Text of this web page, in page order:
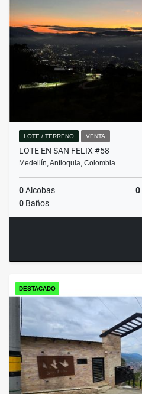
LOTE / TERRENO VENTA
LOTE EN SAN FELIX #58
Medellín, Antioquia, Colombia
0Alcobas 0
0 Baños
DESTACADO